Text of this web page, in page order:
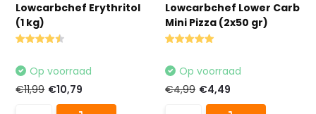
Lowcarbchef Erythritol
(1 kg)
Op voorraad
€11,99 €10,79
Lowcarbchef Lower Carb
Mini Pizza (2x50 gr)
Op voorraad
€4,99 €4,49